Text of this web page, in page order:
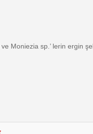
Moniezia sp.’ lerin ergin